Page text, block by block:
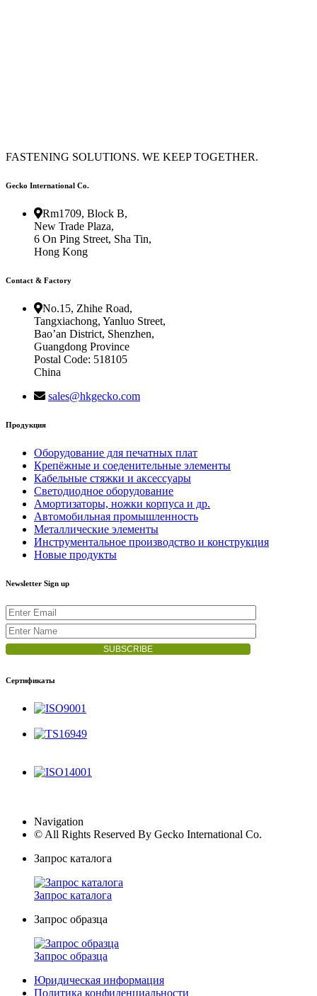
FASTENING SOLUTIONS. WE KEEP TOGETHER.
Gecko International Co.
Rm1709, Block B,
New Trade Plaza,
6 On Ping Street, Sha Tin,
Hong Kong
Contact & Factory
No.15, Zhihe Road,
Tangxiachong, Yanluo Street,
Bao’an District, Shenzhen,
Guangdong Province
Postal Code: 518105
China
sales@hkgecko.com
Продукция
Оборудование для печатных плат
Крепёжные и соеденительные элементы
Кабельные стяжки и аксессуары
Светодиодное оборудование
Амортизаторы, ножки корпуса и др.
Автомобильная промышленность
Металлические элементы
Инструментальное производство и конструкция
Новые продукты
Newsletter Sign up
Сертификаты
Navigation
© All Rights Reserved By Gecko International Co.
Запрос каталога
Запрос каталога
Запрос образца
Запрос образца
Юридическая информация
Политика конфиденциальности